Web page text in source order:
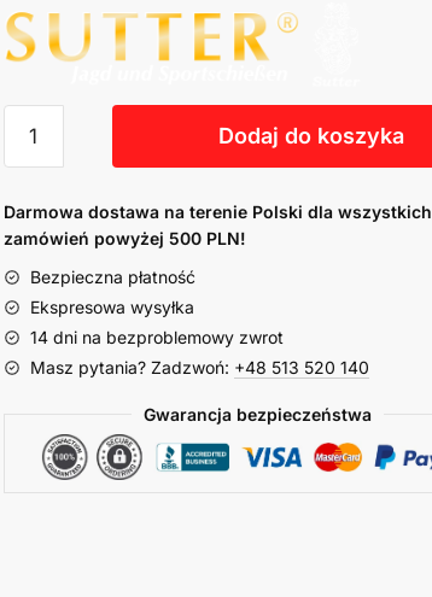
Dodaj do koszyka
Darmowa dostawa na terenie Polski dla wszystkich
zamówień powyżej 500 PLN!
Bezpieczna płatność
Ekspresowa wysyłka
14 dni na bezproblemowy zwrot
Masz pytania? Zadzwoń: +48 513 520 140
Gwarancja bezpieczeństwa